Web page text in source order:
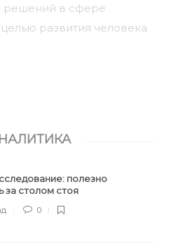
решений в сфере
развития человека
полезно
за столом стоя
0